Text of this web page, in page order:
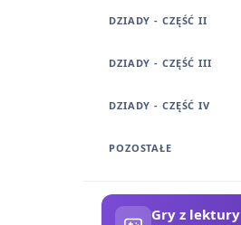
DZIADY - CZĘŚĆ II
DZIADY - CZĘŚĆ III
DZIADY - CZĘŚĆ IV
POZOSTAŁE
Gry z lektury